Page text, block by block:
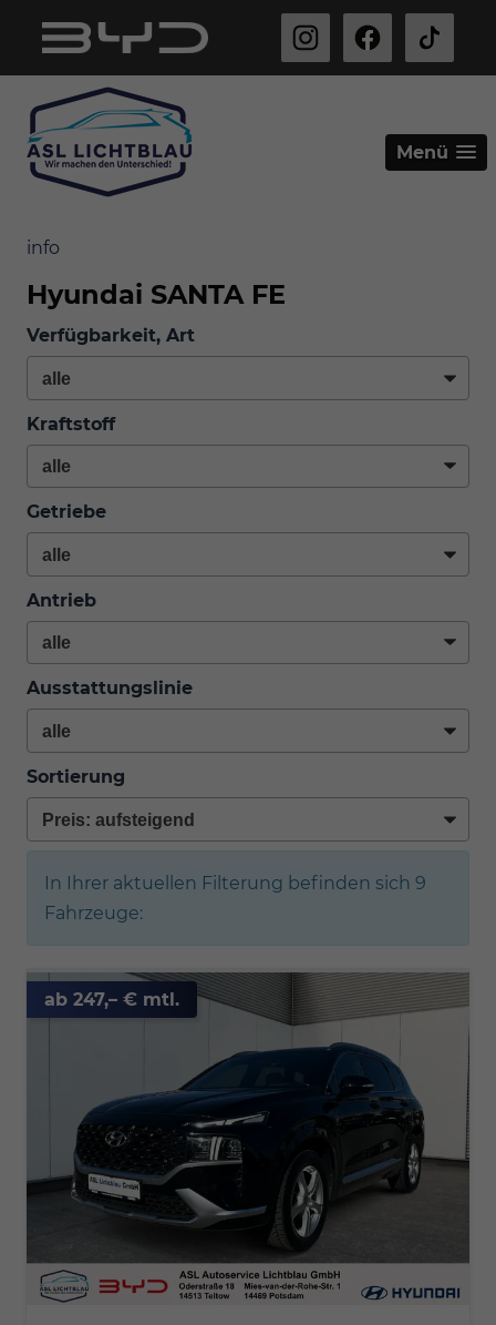
Menü
info
Hyundai SANTA FE
Verfügbarkeit, Art
Kraftstoff
Getriebe
Antrieb
Ausstattungslinie
Sortierung
In Ihrer aktuellen Filterung befinden sich 9
Fahrzeuge:
ab 247,– € mtl.